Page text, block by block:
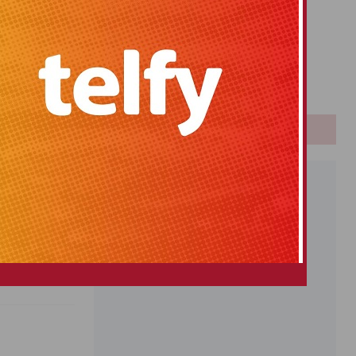
Primitiva
El Gordo
Euromillones
Loteria
Once
PUBLICIDAD